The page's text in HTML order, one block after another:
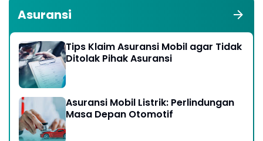
Asuransi
Tips Klaim Asuransi Mobil agar Tidak
Ditolak Pihak Asuransi
Asuransi Mobil Listrik: Perlindungan
Masa Depan Otomotif